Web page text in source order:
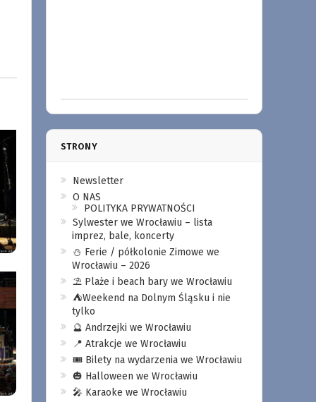
STRONY
Newsletter
O NAS
POLITYKA PRYWATNOŚCI
Sylwester we Wrocławiu – lista
imprez, bale, koncerty
⛄️ Ferie / półkolonie Zimowe we
Wrocławiu – 2026
⛱️ Plaże i beach bary we Wrocławiu
⛺️Weekend na Dolnym Śląsku i nie
tylko
🔮 Andrzejki we Wrocławiu
📍 Atrakcje we Wrocławiu
🎟️ Bilety na wydarzenia we Wrocławiu
🎃 Halloween we Wrocławiu
🎤 Karaoke we Wrocławiu